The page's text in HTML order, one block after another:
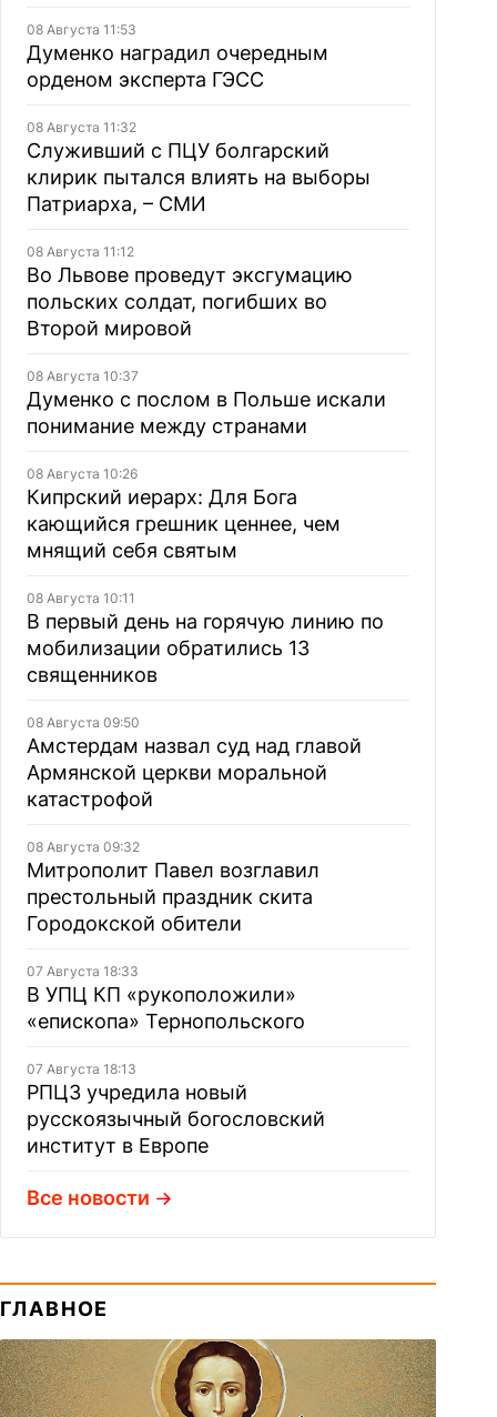
08 Августа 11:53
Думенко наградил очередным
орденом эксперта ГЭСС
08 Августа 11:32
Служивший с ПЦУ болгарский
клирик пытался влиять на выборы
Патриарха, – СМИ
08 Августа 11:12
Во Львове проведут эксгумацию
польских солдат, погибших во
Второй мировой
08 Августа 10:37
Думенко с послом в Польше искали
понимание между странами
08 Августа 10:26
Кипрский иерарх: Для Бога
кающийся грешник ценнее, чем
мнящий себя святым
08 Августа 10:11
В первый день на горячую линию по
мобилизации обратились 13
священников
08 Августа 09:50
Амстердам назвал суд над главой
Армянской церкви моральной
катастрофой
08 Августа 09:32
Митрополит Павел возглавил
престольный праздник скита
Городокской обители
07 Августа 18:33
В УПЦ КП «рукоположили»
«епископа» Тернопольского
07 Августа 18:13
РПЦЗ учредила новый
русскоязычный богословский
институт в Европе
Все новости
ГЛАВНОЕ